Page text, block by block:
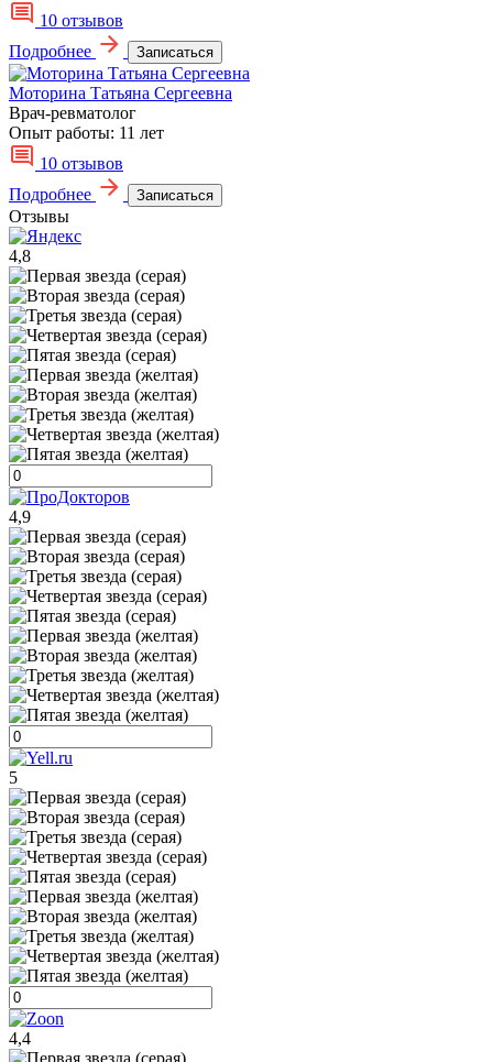
10 отзывов
Подробнее
Записаться
Моторина Татьяна Сергеевна
Врач-ревматолог
Опыт работы: 11 лет
10 отзывов
Подробнее
Записаться
Отзывы
4,8
4,9
5
4,4